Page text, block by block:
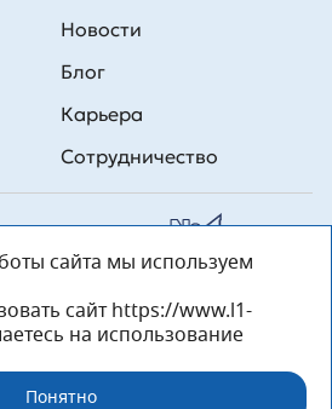
Новости
Блог
Карьера
Сотрудничество
на сайте материалы принадлежат
№1. Любая информация,
носит исключительно
ни при каких условиях не является
положениями статьи 437 ГК РФ.
№1» 196233, Санкт-Петербург, ул.
А, пом. 92-Н, офис 4 ИНН 7810269443,
сайта мы используем
сайт https://www.l1-
на использование
Понятно